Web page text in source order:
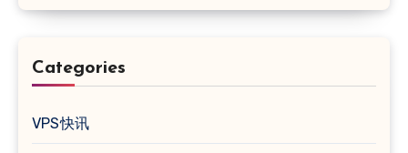
Categories
VPS快讯